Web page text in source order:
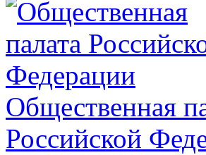
Общественная
Российской